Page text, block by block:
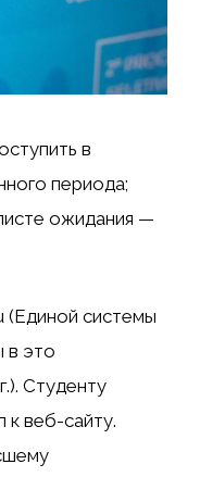
в
периода;
ожидания —
(Единой системы
в это
Студенту
к веб-сайту.